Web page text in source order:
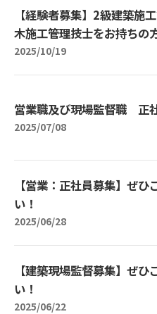
【経験者募集】2級建築施
木施工管理技士をお持ちの
2025/10/19
営業職及び現場監督職 正
2025/07/08
【営業：正社員募集】ぜひ
い！
2025/06/28
【建築現場監督募集】ぜひ
い！
2025/06/22